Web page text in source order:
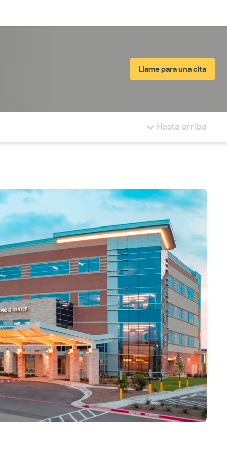
Llame para una cita
Hasta arriba